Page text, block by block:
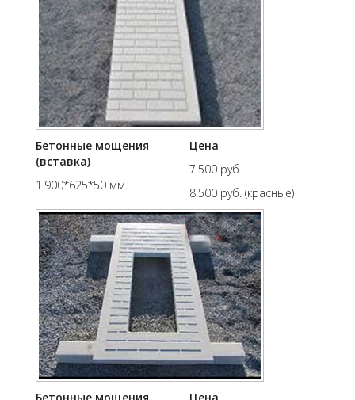
Бетонные мощения
(вставка)
1.900*625*50 мм.
Цена
7.500 руб.
8.500 руб. (красные)